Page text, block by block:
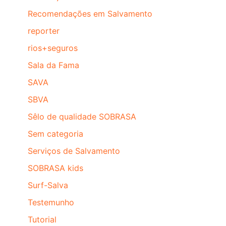
Recomendações em Salvamento
reporter
rios+seguros
Sala da Fama
SAVA
SBVA
Sêlo de qualidade SOBRASA
Sem categoria
Serviços de Salvamento
SOBRASA kids
Surf-Salva
Testemunho
Tutorial